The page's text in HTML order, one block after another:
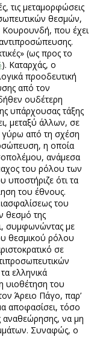
τις μεταμορφώσεις
θεσμών,
Κουρουνδή, που έχει
(ως προς το
). Καταρχάς, ο
προοδευτική
από τον
ουδέτερη
υπάρχουσας τάξης
μεταξύ άλλων, σε
γύρω από τη σχέση
η οποία
ανάμεσα
του ρόλου των
υποστήριζε ότι τα
του έθνους.
του
θεσμό της
συμφωνώντας με
θεσμικού ρόλου
σε
ελληνικά
υιοθέτηση του
Άρειο Πάγο, παρ’
αποφασίσει, τόσο
αναθεώρησης, να μη
Συναφώς, ο